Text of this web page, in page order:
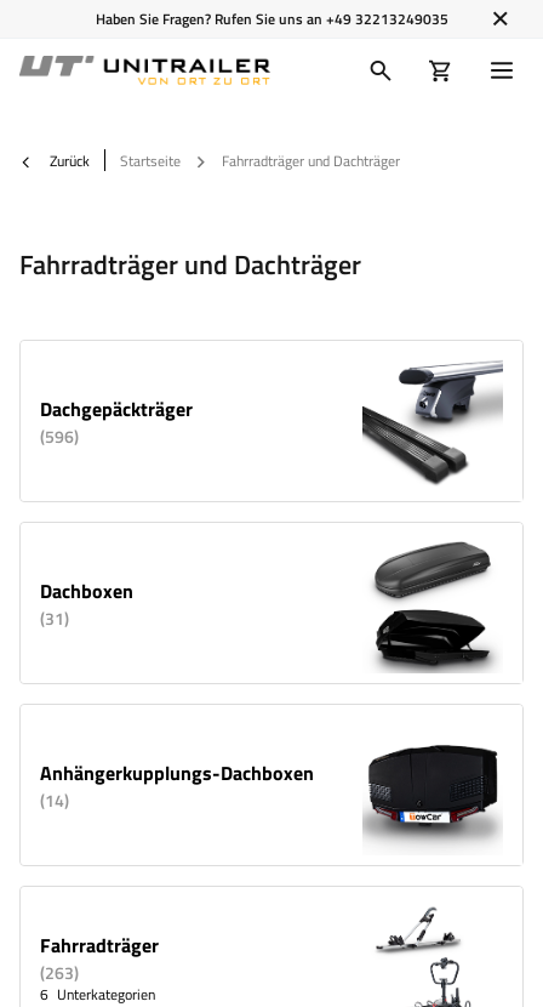
Haben Sie Fragen? Rufen Sie uns an +49 32213249035
Zurück Startseite Fahrradträger und Dachträger
Fahrradträger und Dachträger
Dachgepäckträger
(596)
Dachboxen
(31)
Anhängerkupplungs-Dachboxen
(14)
Fahrradträger
(263)
6 Unterkategorien